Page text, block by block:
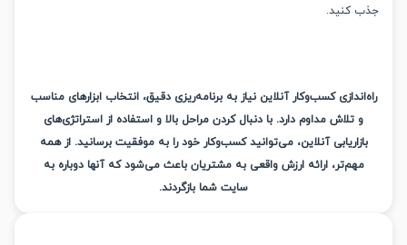
کنید.
کسب‌وکار آنلاین نیاز به برنامه‌ریزی دقیق، انتخاب ابزارهای مناسب
تلاش مداوم دارد. با دنبال کردن مراحل بالا و استفاده از استراتژی‌های
آنلاین، می‌توانید کسب‌وکار خود را به موفقیت برسانید. از همه
ارائه ارزش واقعی به مشتریان باعث می‌شود که آنها دوباره به
سایت شما بازگردند.